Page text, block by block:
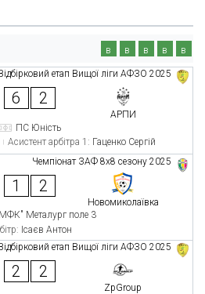
в в в в в
етап Вищої ліги АФЗО 2025
6 2
АРПИ
ПС Юність
Асистент арбітра 1: Гаценко Сергій
Чемпіонат ЗАФ 8x8 сезону 2025
1 2
Новомиколаївка
Металург поле 3
Ісаєв Антон
етап Вищої ліги АФЗО 2025
2 2
ZpGroup